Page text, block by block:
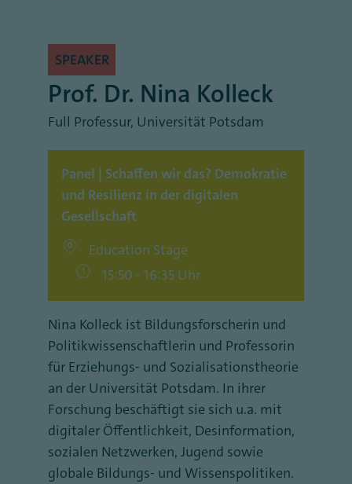
SPEAKER
Prof. Dr. Nina Kolleck
Full Professur, Universität Potsdam
Panel | Schaffen wir das? Demokratie
und Resilienz in der digitalen
Gesellschaft
Education Stage
15:50 - 16:35 Uhr
Nina Kolleck ist Bildungsforscherin und
Politikwissenschaftlerin und Professorin
für Erziehungs- und Sozialisationstheorie
an der Universität Potsdam. In ihrer
Forschung beschäftigt sie sich u.a. mit
digitaler Öffentlichkeit, Desinformation,
sozialen Netzwerken, Jugend sowie
globale Bildungs- und Wissenspolitiken.